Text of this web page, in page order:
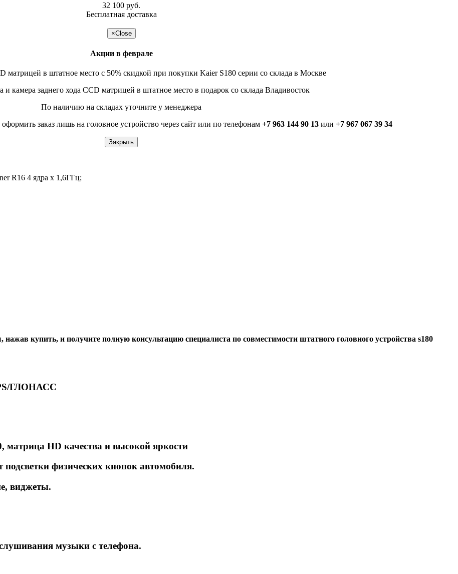
32 100 руб.
Бесплатная доставка
×Close
Акции в феврале
матрицей в штатное место с 50% скидкой при покупки Kaier S180 серии со склада в Москве
и камера заднего хода CCD матрицей в штатное место в подарок со склада Владивосток
По наличию на складах уточните у менеджера
заказ лишь на головное устройство через сайт или по телефонам +7 963 144 90 13или +7 967 067 39 34
Закрыть
R16 4 ядра х 1,6ГГц;
купить, и получите полную консультацию специалиста по совместимости штатного головного устройства s180
ГЛОНАСС
HD качества и высокой яркости
физических кнопок автомобиля.
виджеты.
музыки с телефона.